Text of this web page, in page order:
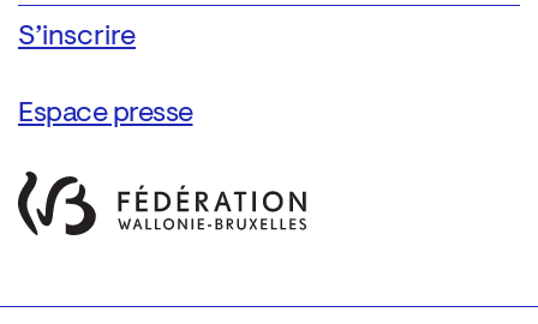
Espace presse